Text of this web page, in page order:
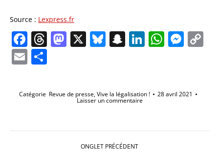
Source : Lexpress.fr
Facebook
Threads
Mastodon
X Bluesky
Snapchat
LinkedIn
Email
Catégorie Revue de presse,Vive la légalisation ! 28 avril 2021
Laisser un commentaire
Navigation
ONGLET PRÉCÉDENT